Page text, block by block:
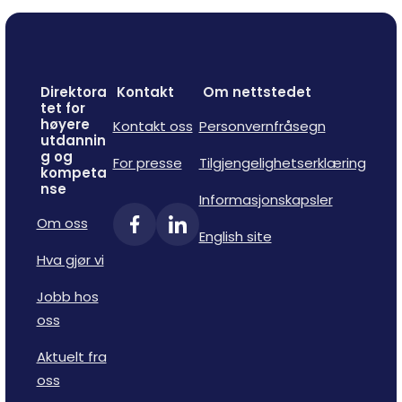
Direktora
tet for
høyere
utdannin
g og
kompeta
nse
Om oss
Hva gjør vi
Jobb hos
oss
Aktuelt fra
oss
Kontakt
Kontakt oss
For presse
Om nettstedet
Personvernfråsegn
Tilgjengelighetserklæring
Informasjonskapsler
English site